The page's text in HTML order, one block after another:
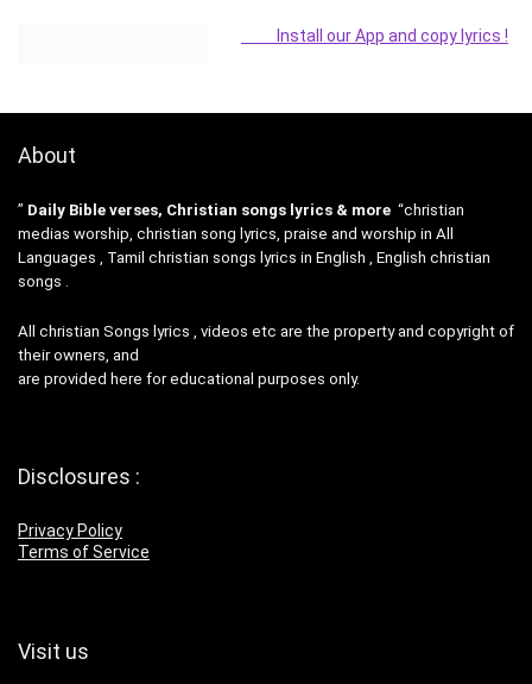
Install our App and copy lyrics !
About
” Daily Bible verses, Christian songs lyrics & more “christian
medias worship, christian song lyrics, praise and worship in All
Languages , Tamil christian songs lyrics in English , English christian
songs .
All christian Songs lyrics , videos etc are the property and copyright of
their owners, and
are provided here for educational purposes only.
Disclosures :
Privacy Policy
Terms of Service
Visit us